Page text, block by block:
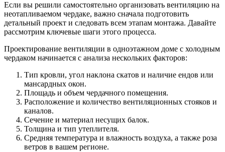
Если вы решили самостоятельно организовать вентиляцию на
неотапливаемом чердаке, важно сначала подготовить
детальный проект и следовать всем этапам монтажа. Давайте
рассмотрим ключевые шаги этого процесса.
Проектирование вентиляции в одноэтажном доме с холодным
чердаком начинается с анализа нескольких факторов:
Тип кровли, угол наклона скатов и наличие ендов или
мансардных окон.
Площадь и объем чердачного помещения.
Расположение и количество вентиляционных стояков и
каналов.
Сечение и материал несущих балок.
Толщина и тип утеплителя.
Средняя температура и влажность воздуха, а также роза
ветров в вашем регионе.